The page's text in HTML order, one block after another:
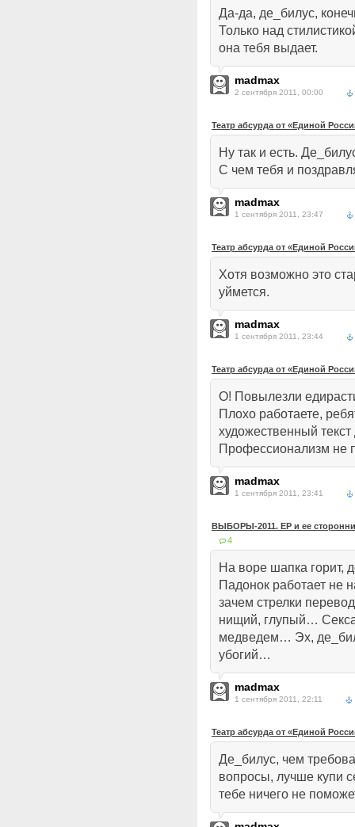
Да-да, де_билус,
Только над
она тебя выдает.
madmax
2 сентября 2011, 00:00
Театр абсурда от «Единой
Ну так и есть.
С чем тебя и
madmax
1 сентября 2011, 23:47
Театр абсурда от «Единой
Хотя возможно это
уймется.
madmax
1 сентября 2011, 23:44
Театр абсурда от «Единой
О! Повылезли
Плохо работаете,
художественный
Профессионализм не
madmax
1 сентября 2011, 23:41
ВЫБОРЫ-2011. ЕР и ее
4
На воре шапка горит,
Падонок работает не
зачем стрелки
нищий, глупый…
медведем… Эх,
убогий…
madmax
1 сентября 2011, 22:11
Театр абсурда от «Единой
Де_билус, чем
вопросы, лучше купи
тебе ничего не